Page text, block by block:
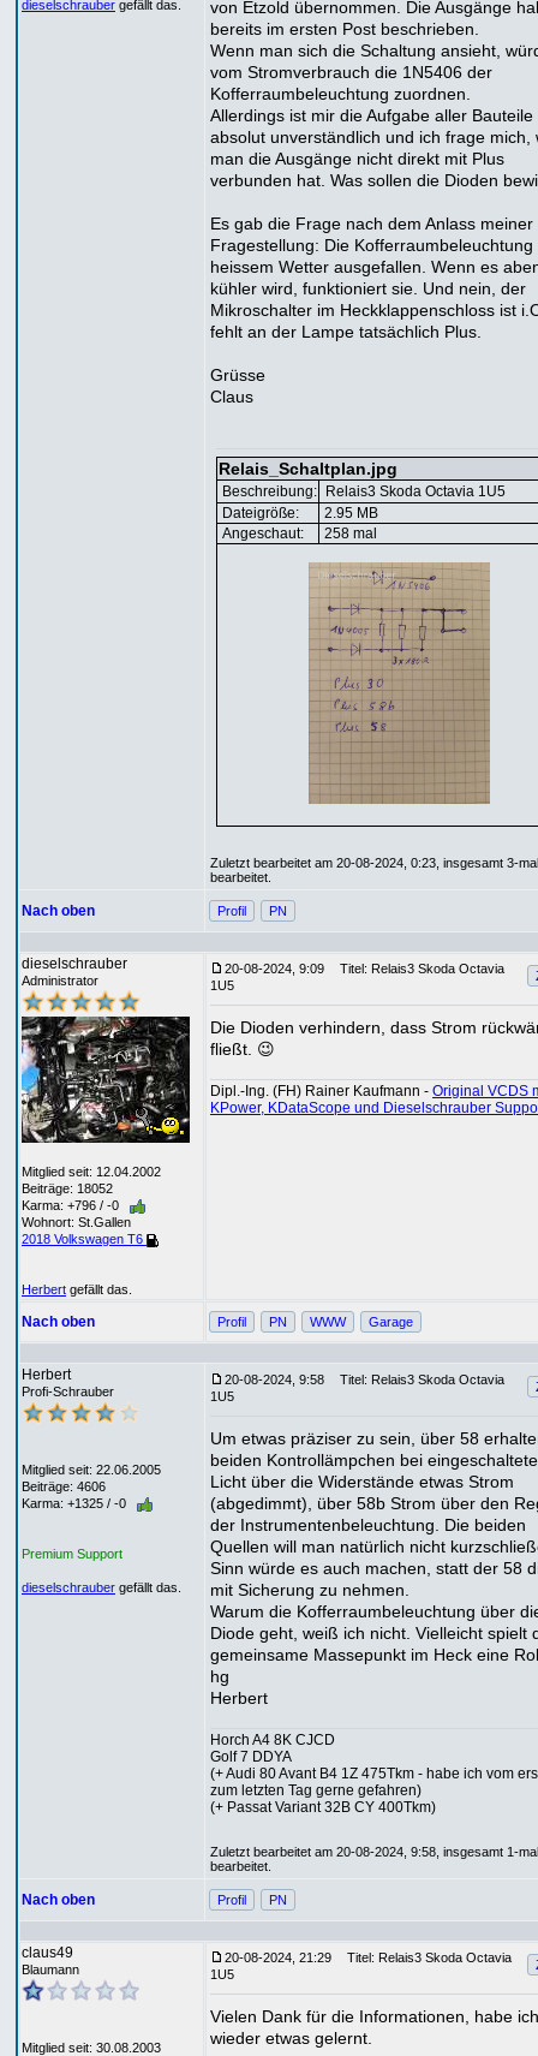
dieselschrauber gefällt das.
von Etzold übernommen. Die Ausgänge
bereits im ersten Post beschrieben.
Wenn man sich die Schaltung ansieht,
vom Stromverbrauch die 1N5406 der
Kofferraumbeleuchtung zuordnen.
Allerdings ist mir die Aufgabe aller Bauteile
absolut unverständlich und ich frage mich,
man die Ausgänge nicht direkt mit Plus
verbunden hat. Was sollen die Dioden
Es gab die Frage nach dem Anlass meiner
Fragestellung: Die Kofferraumbeleuchtung
heissem Wetter ausgefallen. Wenn es
kühler wird, funktioniert sie. Und nein, der
Mikroschalter im Heckklappenschloss ist
fehlt an der Lampe tatsächlich Plus.
Grüsse
Claus
Relais_Schaltplan.jpg
Beschreibung:
Relais3 Skoda Octavia 1U5
Dateigröße:
2.95 MB
Angeschaut:
258 mal
Zuletzt bearbeitet am 20-08-2024, 0:23, insgesamt 3-mal
bearbeitet.
Nach oben Profil PN
dieselschrauber
Administrator
Mitglied seit: 12.04.2002
Beiträge: 18052
Karma: +796 / -0
Wohnort: St.Gallen
2018 Volkswagen T6
Herbert gefällt das.
20-08-2024, 9:09
Titel: Relais3 Skoda Octavia
1U5
Die Dioden verhindern, dass Strom
fließt. 😉
Dipl.-Ing. (FH) Rainer Kaufmann - Original VCDS
KPower, KDataScope und Dieselschrauber
Nach oben Profil PN WWW Garage
Herbert
Profi-Schrauber
Mitglied seit: 22.06.2005
Beiträge: 4606
Karma: +1325 / -0
Premium Support
dieselschrauber gefällt das.
20-08-2024, 9:58
Titel: Relais3 Skoda Octavia
1U5
Um etwas präziser zu sein, über 58
beiden Kontrollämpchen bei
Licht über die Widerstände etwas Strom
(abgedimmt), über 58b Strom über den
der Instrumentenbeleuchtung. Die beiden
Quellen will man natürlich nicht
Sinn würde es auch machen, statt der 58
mit Sicherung zu nehmen.
Warum die Kofferraumbeleuchtung über
Diode geht, weiß ich nicht. Vielleicht spielt
gemeinsame Massepunkt im Heck eine
hg
Herbert
Horch A4 8K CJCD
Golf 7 DDYA
(+ Audi 80 Avant B4 1Z 475Tkm - habe ich vom
zum letzten Tag gerne gefahren)
(+ Passat Variant 32B CY 400Tkm)
Zuletzt bearbeitet am 20-08-2024, 9:58, insgesamt 1-mal
bearbeitet.
Nach oben Profil PN
claus49
Blaumann
Mitglied seit: 30.08.2003
20-08-2024, 21:29
Titel: Relais3 Skoda Octavia
1U5
Vielen Dank für die Informationen, habe ich
wieder etwas gelernt.